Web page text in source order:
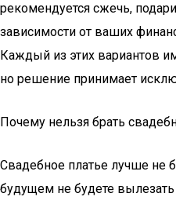
рекомендуется сжечь,
зависимости от ваших
Каждый из этих вариантов
но решение принимает
Почему нельзя брать
Свадебное платье лучше не
будущем не будете